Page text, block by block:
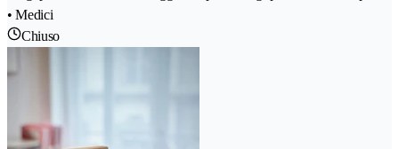
• Medici
Chiuso